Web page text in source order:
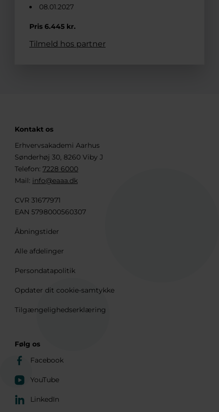
08.01.2027
Pris 6.445 kr.
Tilmeld hos partner
Kontakt os
Erhvervsakademi Aarhus
Sønderhøj 30, 8260 Viby J
Telefon: 7228 6000
Mail: info@eaaa.dk
CVR 31677971
EAN 5798000560307
Åbningstider
Alle afdelinger
Persondatapolitik
Opdater dit cookie-samtykke
Tilgængelighedserklæring
Følg os
Facebook
YouTube
LinkedIn